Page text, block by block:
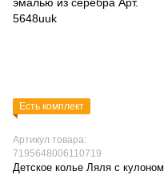
Есть комплект
Артикул товара:
7195648006110719
Детское колье Ляля с кулоном